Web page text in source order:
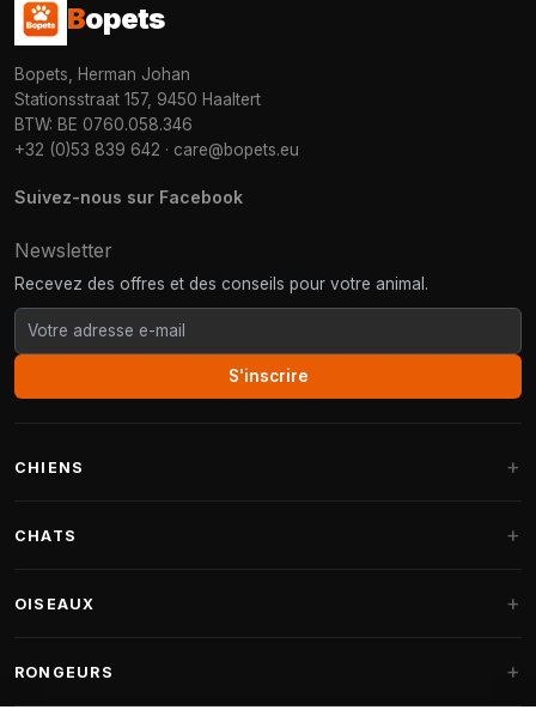
Bopets
Bopets, Herman Johan
Stationsstraat 157, 9450 Haaltert
BTW: BE 0760.058.346
+32 (0)53 839 642 · care@bopets.eu
Suivez-nous sur Facebook
Newsletter
Recevez des offres et des conseils pour votre animal.
S'inscrire
CHIENS
Paniers Fantail
CHATS
Arbres à chat Maine Coon
OISEAUX
Nourriture oiseaux d'intérieur
RONGEURS